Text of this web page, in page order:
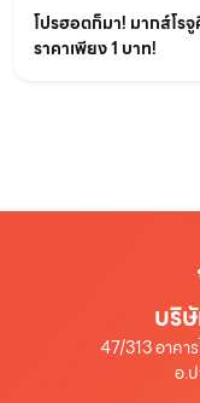
โปรฮอตก็มา! มากส์โร
ราคาเพียง 1 บาท!
บริ
47/313 อาคา
อ.